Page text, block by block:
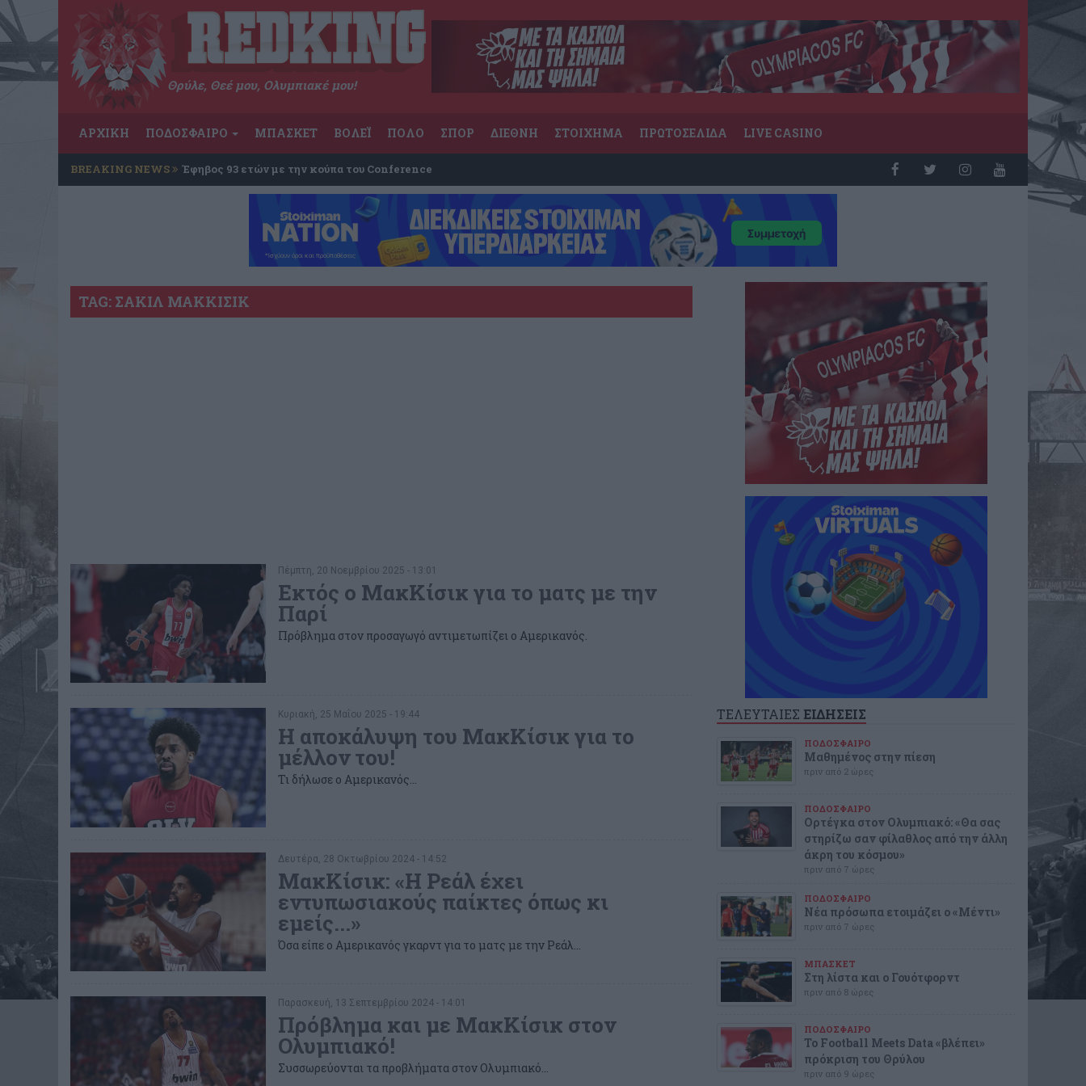
Θρύλε, Θεέ μου, Ολυμπιακέ μου!
ΑΡΧΙΚΗ ΠΟΔΟΣΦΑΙΡΟ ΜΠΑΣΚΕΤ ΒΟΛΕΪ ΠΟΛΟ ΣΠΟΡ ΔΙΕΘΝΗ ΣΤΟΙΧΗΜΑ ΠΡΩΤΟΣΕΛΙΔΑ LIVE CASINO
BREAKING NEWS Έφηβος 93 ετών με την κούπα του Conference
TAG: ΣΑΚΙΛ ΜΑΚΚΙΣΙΚ
Πέμπτη, 20 Νοεμβρίου 2025 - 13:01
Εκτός ο ΜακΚίσικ για το ματς με την
Παρί
Πρόβλημα στον προσαγωγό αντιμετωπίζει ο Αμερικανός.
Κυριακή, 25 Μαΐου 2025 - 19:44
Η αποκάλυψη του ΜακΚίσικ για το
μέλλον του!
Τι δήλωσε ο Αμερικανός...
Δευτέρα, 28 Οκτωβρίου 2024 - 14:52
ΜακΚίσικ: «Η Ρεάλ έχει
εντυπωσιακούς παίκτες όπως κι
εμείς...»
Όσα είπε ο Αμερικανός γκαρντ για το ματς με την Ρεάλ...
Παρασκευή, 13 Σεπτεμβρίου 2024 - 14:01
Πρόβλημα και με ΜακΚίσικ στον
Ολυμπιακό!
Συσσωρεύονται τα προβλήματα στον Ολυμπιακό...
ΤΕΛΕΥΤΑΙΕΣ ΕΙΔΗΣΕΙΣ
ΠΟΔΟΣΦΑΙΡΟ
Μαθημένος στην πίεση
πριν από 2 ώρες
ΠΟΔΟΣΦΑΙΡΟ
Ορτέγκα στον Ολυμπιακό: «Θα σας
στηρίζω σαν φίλαθλος από την άλλη
άκρη του κόσμου»
πριν από 7 ώρες
ΠΟΔΟΣΦΑΙΡΟ
Νέα πρόσωπα ετοιμάζει ο «Μέντι»
πριν από 7 ώρες
ΜΠΑΣΚΕΤ
Στη λίστα και ο Γουότφορντ
πριν από 8 ώρες
ΠΟΔΟΣΦΑΙΡΟ
Το Football Meets Data «βλέπει»
πρόκριση του Θρύλου
πριν από 9 ώρες